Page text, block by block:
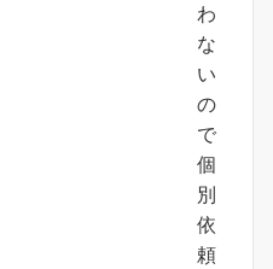
わ
な
い
の
で
個
別
依
頼